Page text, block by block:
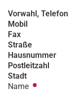
Vorwahl, Telefon
Mobil
Fax
Straße
Hausnummer
Postleitzahl
Stadt
Name